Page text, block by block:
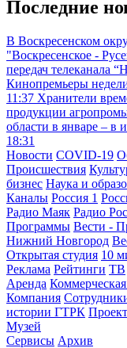
Последние
В Воскресенском
"Воскресенское -
передач телеканала
Кинопремьеры
11:37 Хранители
продукции
области в январе – в
18:31
Новости COVID-19
Происшествия
бизнес Наука и
Каналы Россия 1
Радио Маяк Радио
Программы Вести -
Нижний Новгород
Открытая студия 10
Реклама Рейтинги ТВ
Аренда
Компания
истории ГТРК
Музей
Сервисы Архив